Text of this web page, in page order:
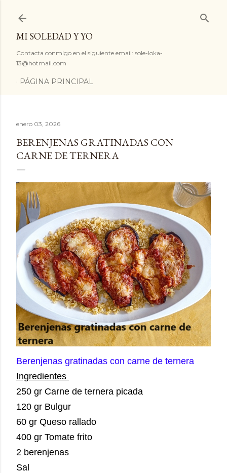
MI SOLEDAD Y YO
Contacta conmigo en el siguiente email: sole-loka-
13@hotmail.com
PÁGINA PRINCIPAL
enero 03, 2026
BERENJENAS GRATINADAS CON
CARNE DE TERNERA
Berenjenas gratinadas con carne de ternera
Ingredientes
250 gr Carne de ternera picada
120 gr Bulgur
60 gr Queso rallado
400 gr Tomate frito
2 berenjenas
Sal